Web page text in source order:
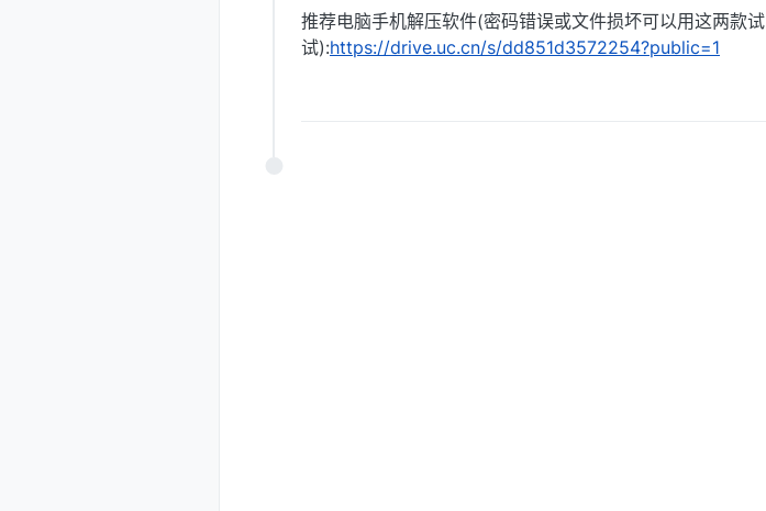
推荐电脑手机解压软件(密码错误或文件损坏可以用这两款试
试):https://drive.uc.cn/s/dd851d3572254?public=1